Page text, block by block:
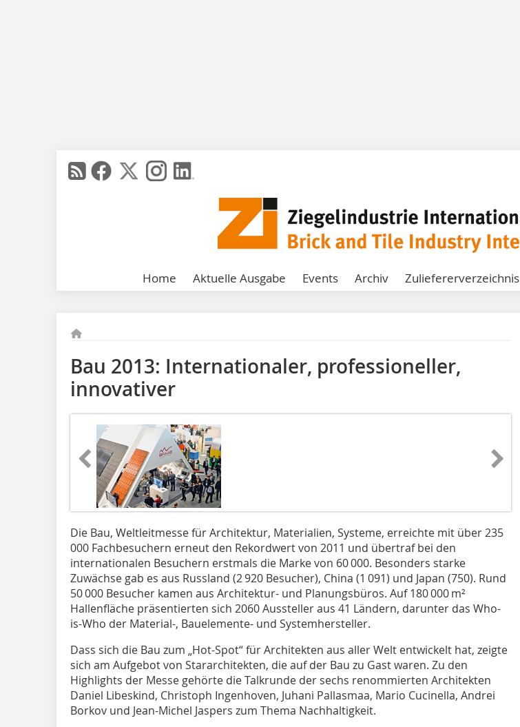
Home Aktuelle Ausgabe Events Archiv Zuliefererverzeichnis
Bau 2013: Internationaler, professioneller,
innovativer
Die Bau, Weltleitmesse für Architektur, Materialien, Systeme, erreichte mit über 235
000 Fachbesuchern erneut den Rekordwert von 2011 und übertraf bei den
internationalen Besuchern erstmals die Marke von 60 000. Besonders starke
Zuwächse gab es aus Russland (2 920 Besucher), China (1 091) und Japan (750). Rund
50 000 Besucher kamen aus Architektur- und Planungsbüros. Auf 180 000 m²
Hallenfläche präsentierten sich 2060 Aussteller aus 41 Ländern, darunter das Who-
is-Who der Material-, Bauelemente- und Systemhersteller.
Dass sich die Bau zum „Hot-Spot“ für Architekten aus aller Welt entwickelt hat, zeigte
sich am Aufgebot von Stararchitekten, die auf der Bau zu Gast waren. Zu den
Highlights der Messe gehörte die Talkrunde der sechs renommierten Architekten
Daniel Libeskind, Christoph Ingenhoven, Juhani Pallasmaa, Mario Cucinella, Andrei
Borkov und Jean-Michel Jaspers zum Thema Nachhaltigkeit.